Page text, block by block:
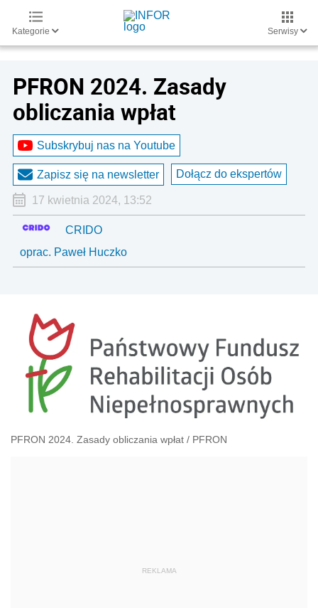
Kategorie Serwisy
PFRON 2024. Zasady
obliczania wpłat
Subskrybuj nas na Youtube
Zapisz się na newsletter Dołącz do ekspertów
17 kwietnia 2024, 13:52
CRIDO
oprac. Paweł Huczko
PFRON 2024. Zasady obliczania wpłat / PFRON